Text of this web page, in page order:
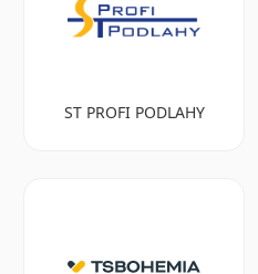
ST PROFI PODLAHY